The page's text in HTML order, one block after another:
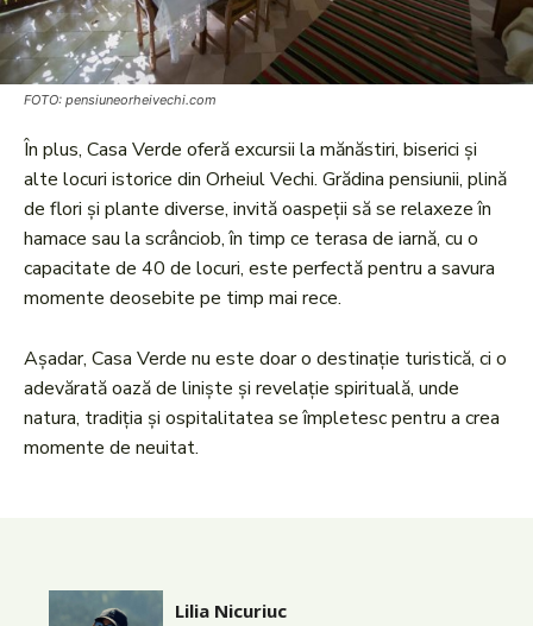
FOTO: pensiuneorheivechi.com
În plus, Casa Verde oferă excursii la mănăstiri, biserici și
alte locuri istorice din Orheiul Vechi. Grădina pensiunii, plină
de flori și plante diverse, invită oaspeții să se relaxeze în
hamace sau la scrânciob, în timp ce terasa de iarnă, cu o
capacitate de 40 de locuri, este perfectă pentru a savura
momente deosebite pe timp mai rece.
Așadar, Casa Verde nu este doar o destinație turistică, ci o
adevărată oază de liniște și revelație spirituală, unde
natura, tradiția și ospitalitatea se împletesc pentru a crea
momente de neuitat.
Lilia Nicuriuc